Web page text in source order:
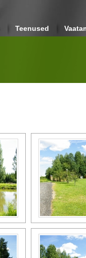
Teenused